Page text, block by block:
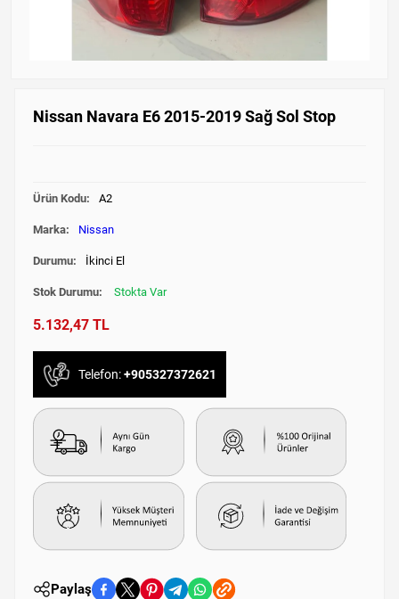
Nissan Navara E6 2015-2019 Sağ Sol Stop
Ürün Kodu: A2
Marka: Nissan
Durumu: İkinci El
Stok Durumu: Stokta Var
5.132,47 TL
Telefon:+905327372621
Paylaş